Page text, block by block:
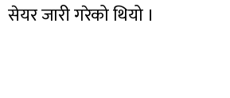
सेयर जारी गरेको थियो ।